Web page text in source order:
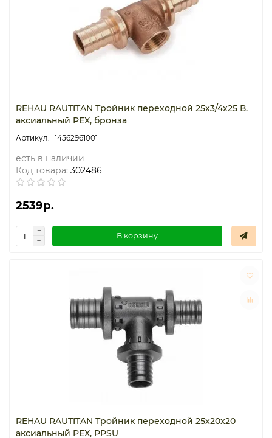
REHAU RAUTITAN Тройник переходной 25x3/4x25 В.
аксиальный PEX, бронза
14562961001
есть в наличии
Код товара: 302486
2539р.
В корзину
REHAU RAUTITAN Тройник переходной 25x20x20
аксиальный PEX, PPSU